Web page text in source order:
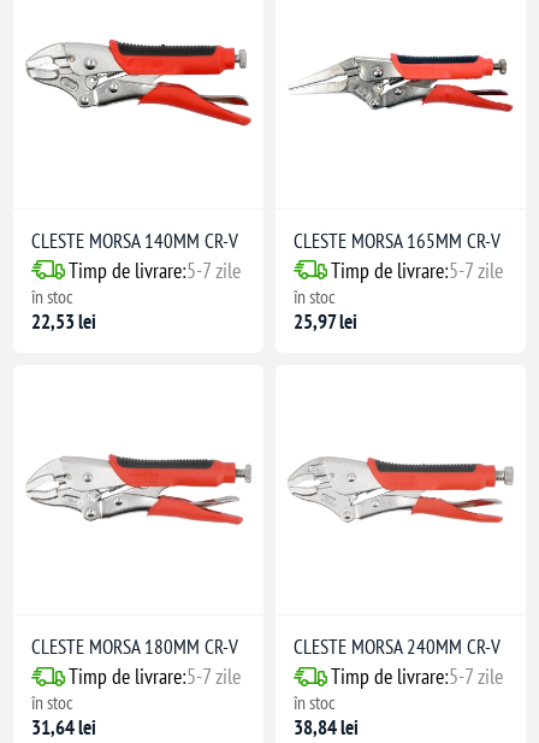
CLESTE MORSA 140MM CR-V
Timp de livrare:5-7 zile
în stoc
22,53 lei
CLESTE MORSA 165MM CR-V
Timp de livrare:5-7 zile
în stoc
25,97 lei
CLESTE MORSA 180MM CR-V
Timp de livrare:5-7 zile
în stoc
31,64 lei
CLESTE MORSA 240MM CR-V
Timp de livrare:5-7 zile
în stoc
38,84 lei